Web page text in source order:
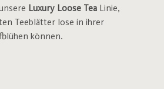
Luxury Loose Tea Linie,
Teeblätter lose in ihrer
können.